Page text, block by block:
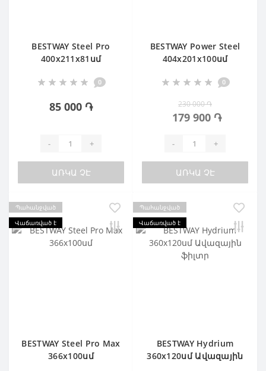
BESTWAY Steel Pro
400х211х81սմ
0
85 000 ֏
- +
ԱՌԿԱ ՉԷ
BESTWAY Power Steel
404х201х100սմ
0
230 000 ֏
179 900 ֏
- +
ԱՌԿԱ ՉԷ
Պահանջված
Վաճառված է
BESTWAY Steel Pro Max
366х100սմ
Պահանջված
Վաճառված է
BESTWAY Hydrium
360х120սմ Ավազային